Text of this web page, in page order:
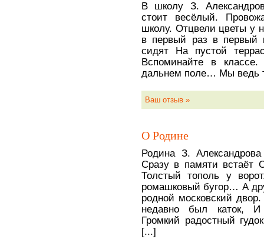
В школу З.
стоит весёлый.
школу. Отцвели цветы у
в первый раз в первый
сидят На пустой
Вспоминайте в
дальнем поле… Мы ведь
Ваш отзыв »
О Родине
Родина З.
Сразу в памяти встаёт
Толстый тополь у
ромашковый бугор… А
родной московский
недавно был каток,
Громкий радостный
[...]